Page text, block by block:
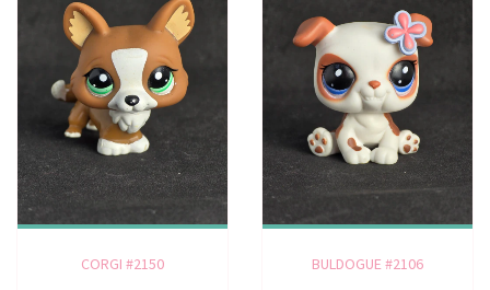
CORGI #2150 BULDOGUE #2106